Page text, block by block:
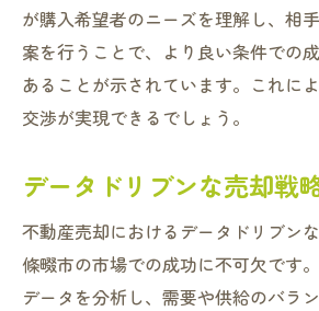
が購入希望者のニーズを理解し、相
案を行うことで、より良い条件での
あることが示されています。これに
交渉が実現できるでしょう。
データドリブンな売却戦
不動産売却におけるデータドリブン
條畷市の市場での成功に不可欠です
データを分析し、需要や供給のバラ